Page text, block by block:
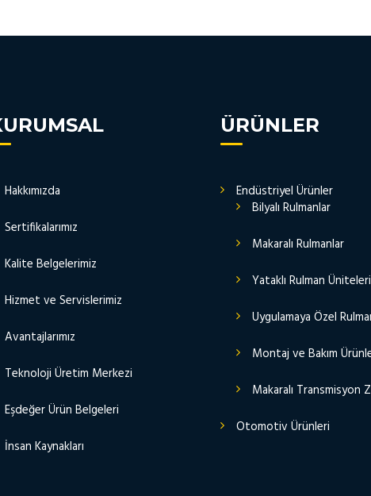
Hakkımızda
Sertifikalarımız
Kalite Belgelerimiz
Hizmet ve Servislerimiz
Avantajlarımız
Teknoloji Üretim Merkezi
Eşdeğer Ürün Belgeleri
İnsan Kaynakları
ÜRÜNLER
Endüstriyel Ürünler
Bilyalı Rulmanlar
Makaralı Rulmanlar
Yataklı Rulman Üniteleri
Uygulamaya Özel
Montaj ve Bakım
Makaralı Transmisyon
Otomotiv Ürünleri